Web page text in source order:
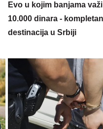
Evo u kojim banjama
10.000 dinara -
destinacija u Srbiji